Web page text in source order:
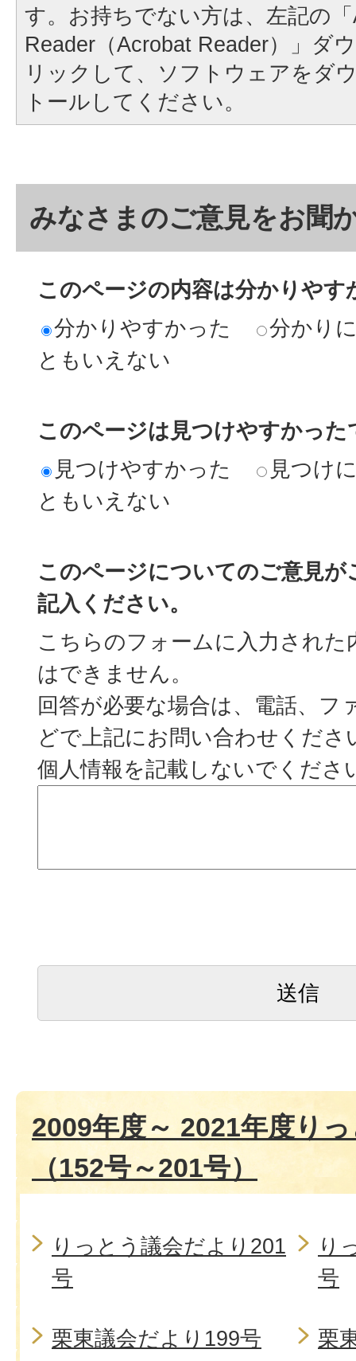
す。お持ちでない方は、左記の
Reader（Acrobat Reader）」ダ
リックして、ソフトウェアをダ
トールしてください。
みなさまのご意見をお聞
このページの内容は分かりやす
分かりやすかった
分かり
ともいえない
このページは見つけやすかった
見つけやすかった
見つけ
ともいえない
このページについてのご意見
記入ください。
こちらのフォームに入力された
はできません。
回答が必要な場合は、電話、フ
どで上記にお問い合わせくださ
個人情報を記載しないでくださ
2009年度～ 2021年度り
（152号～201号）
りっとう議会だより201
号
り
号
栗東議会だより199号 栗